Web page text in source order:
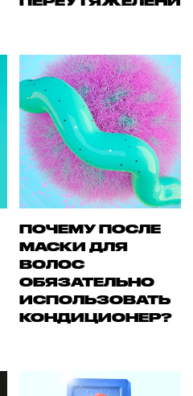
ПОЧЕМУ ПОСЛЕ
МАСКИ ДЛЯ
ВОЛОС
ОБЯЗАТЕЛЬНО
ИСПОЛЬЗОВАТЬ
КОНДИЦИОНЕР?